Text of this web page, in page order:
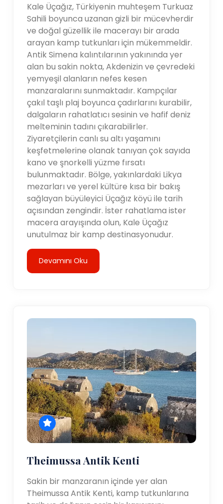
Kale Üçağız, Türkiyenin muhteşem Turkuaz
Sahili boyunca uzanan gizli bir mücevherdir
ve doğal güzellik ile macerayı bir arada
arayan kamp tutkunları için mükemmeldir.
Antik Simena kalıntılarının yakınında yer
alan bu sakin nokta, Akdenizin ve çevredeki
yemyeşil alanların nefes kesen
manzaralarını sunmaktadır. Kampçılar
çakıl taşlı plaj boyunca çadırlarını kurabilir,
dalgaların rahatlatıcı sesinin ve hafif deniz
melteminin tadını çıkarabilirler.
Ziyaretçilerin canlı su altı yaşamını
keşfetmelerine olanak tanıyan çok sayıda
kano ve şnorkelli yüzme fırsatı
bulunmaktadır. Bölge, yakınlardaki Likya
mezarları ve yerel kültüre kısa bir bakış
sağlayan büyüleyici Üçağız köyü ile tarih
açısından zengindir. İster rahatlama ister
macera arayışında olun, Kale Üçağız
unutulmaz bir kamp destinasyonudur.
Devamını Oku
Theimussa Antik Kenti
Sakin bir manzaranın içinde yer alan
Theimussa Antik Kenti, kamp tutkunlarına